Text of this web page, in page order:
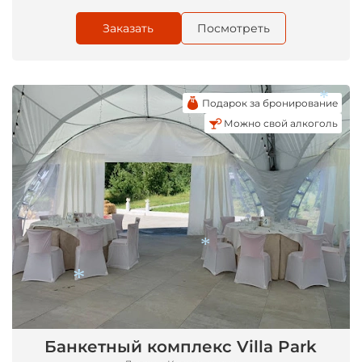
Заказать Посмотреть
Банкетный комплекс Villa Park
Подарок за бронирование
Можно свой алкоголь
*
*